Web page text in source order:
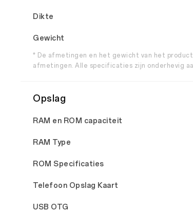
Dikte
Gewicht
* De afmetingen en het gewicht van het
afmetingen. Alle specificaties zijn onderhevig
Opslag
RAM en ROM capaciteit
RAM Type
ROM Specificaties
Telefoon Opslag Kaart
USB OTG